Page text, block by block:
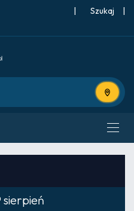
| |
Użyj
sierpień